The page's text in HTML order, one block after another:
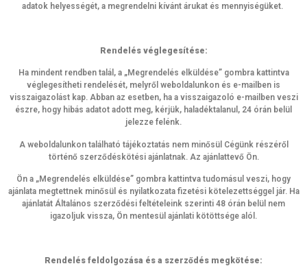
adatok helyességét, a megrendelni kívánt árukat és mennyiségüket.
Rendelés véglegesítése:
Ha mindent rendben talál, a „Megrendelés elküldése” gombra kattintva
véglegesítheti rendelését, melyről weboldalunkon és e-mailben is
visszaigazolást kap. Abban az esetben, ha a visszaigazoló e-mailben veszi
észre, hogy hibás adatot adott meg, kérjük, haladéktalanul, 24 órán belül
jelezze felénk.
A weboldalunkon található tájékoztatás nem minősül Cégünk részéről
történő szerződéskötési ajánlatnak. Az ajánlattevő Ön.
Ön a „Megrendelés elküldése” gombra kattintva tudomásul veszi, hogy
ajánlata megtettnek minősül és nyilatkozata fizetési kötelezettséggel jár. Ha
ajánlatát Általános szerződési feltételeink szerinti 48 órán belül nem
igazoljuk vissza, Ön mentesül ajánlati kötöttsége alól.
Rendelés feldolgozása és a szerződés megkötése: